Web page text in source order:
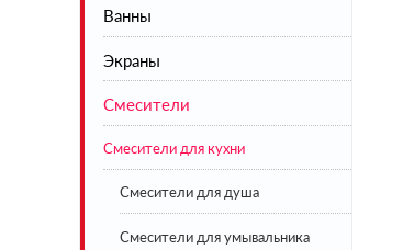
Ванны
Акриловые
Стальные
Чугунные
Искусственный камень
BLB
Экраны
Экраны под ванну белые
Экраны под ванну цветные
Смесители
Смесители для кухни
Смесители для душа
Смесители для умывальника